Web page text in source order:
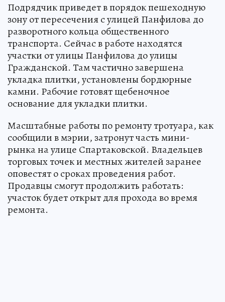
Подрядчик приведет в порядок пешеходную
зону от пересечения с улицей Панфилова до
разворотного кольца общественного
транспорта. Сейчас в работе находятся
участки от улицы Панфилова до улицы
Гражданской. Там частично завершена
укладка плитки, установлены бордюрные
камни. Рабочие готовят щебеночное
основание для укладки плитки.
Масштабные работы по ремонту тротуара, как
сообщили в мэрии, затронут часть мини-
рынка на улице Спартаковской. Владельцев
торговых точек и местных жителей заранее
оповестят о сроках проведения работ.
Продавцы смогут продолжить работать:
участок будет открыт для прохода во время
ремонта.